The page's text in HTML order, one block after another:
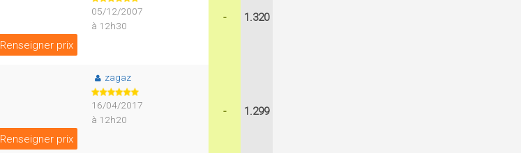
Renseigner prix
05/12/2007
à 12h30
- 1.320
Renseigner prix
zagaz
16/04/2017
à 12h20
- 1.299